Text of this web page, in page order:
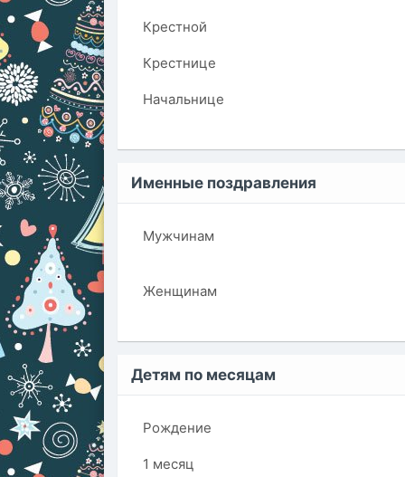
Крестной
Крестнице
Начальнице
Именные поздравления
Мужчинам
Женщинам
Детям по месяцам
Рождение
1 месяц